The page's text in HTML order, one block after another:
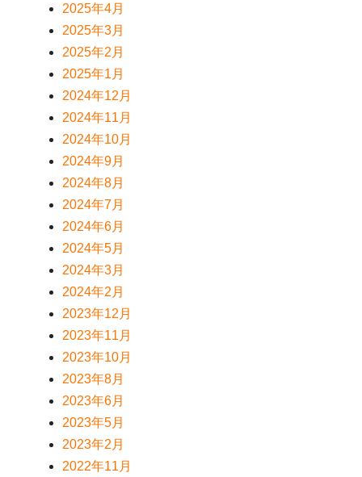
2025年4月
2025年3月
2025年2月
2025年1月
2024年12月
2024年11月
2024年10月
2024年9月
2024年8月
2024年7月
2024年6月
2024年5月
2024年3月
2024年2月
2023年12月
2023年11月
2023年10月
2023年8月
2023年6月
2023年5月
2023年2月
2022年11月